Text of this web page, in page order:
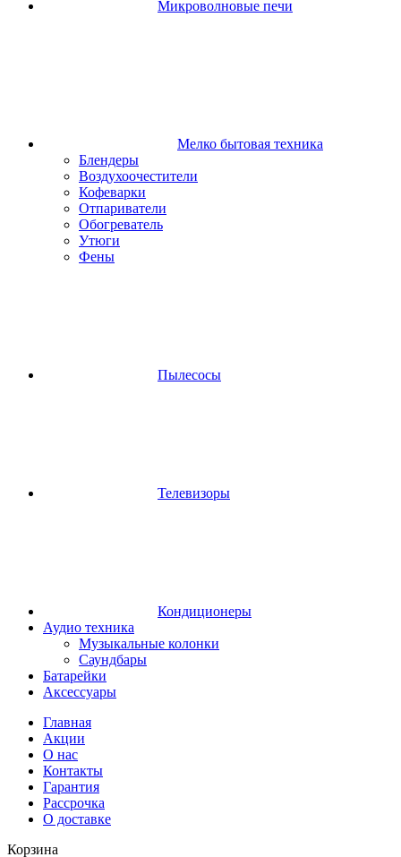
Микроволновые печи
Мелко бытовая техника
Блендеры
Воздухоочестители
Кофеварки
Отпариватели
Обогреватель
Утюги
Фены
Пылесосы
Телевизоры
Кондиционеры
Аудио техника
Музыкальные колонки
Саундбары
Батарейки
Аксессуары
Главная
Акции
О нас
Контакты
Гарантия
Рассрочка
О доставке
Корзина